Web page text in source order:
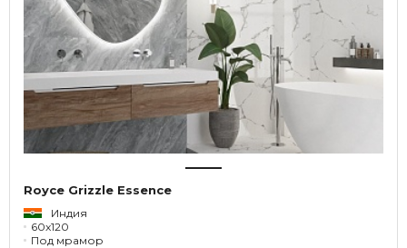
Royce Grizzle Essence
Индия
60x120
Под мрамор